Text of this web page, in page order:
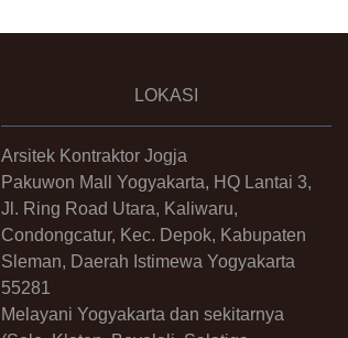
LOKASI
Arsitek Kontraktor Jogja
Pakuwon Mall Yogyakarta, HQ Lantai 3,
Jl. Ring Road Utara, Kaliwaru,
Condongcatur, Kec. Depok, Kabupaten
Sleman, Daerah Istimewa Yogyakarta
55281
Melayani Yogyakarta dan sekitarnya